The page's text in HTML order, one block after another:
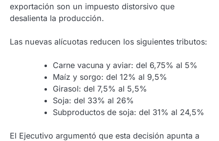
exportación son un impuesto distorsivo que
desalienta la producción.
Las nuevas alícuotas reducen los siguientes tributos:
Carne vacuna y aviar: del 6,75% al 5%
Maíz y sorgo: del 12% al 9,5%
Girasol: del 7,5% al 5,5%
Soja: del 33% al 26%
Subproductos de soja: del 31% al 24,5%
El Ejecutivo argumentó que esta decisión apunta a